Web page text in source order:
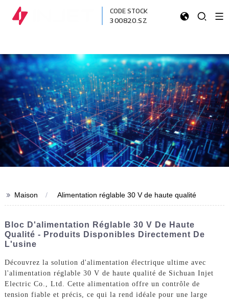
CODE STOCK
300820.SZ
>> Maison Alimentation réglable 30 V de haute qualité
Bloc D'alimentation Réglable 30 V De Haute
Qualité - Produits Disponibles Directement De
L'usine
Découvrez la solution d'alimentation électrique ultime avec
l'alimentation réglable 30 V de haute qualité de Sichuan Injet
Electric Co., Ltd. Cette alimentation offre un contrôle de
tension fiable et précis, ce qui la rend idéale pour une large